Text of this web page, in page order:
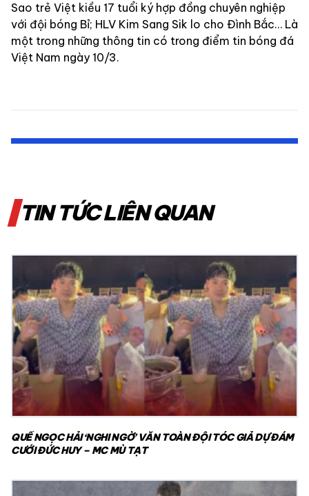
Sao trẻ Việt kiều 17 tuổi ký hợp đồng chuyên nghiệp
với đội bóng Bỉ; HLV Kim Sang Sik lo cho Đình Bắc… Là
một trong những thông tin có trong điểm tin bóng đá
Việt Nam ngày 10/3.
TIN TỨC LIÊN QUAN
QUẾ NGỌC HẢI ‘NGHI NGỜ’ VĂN TOÀN ĐỘI TÓC GIẢ DỰ ĐÁM
CƯỚI ĐỨC HUY – MC MÙ TẠT